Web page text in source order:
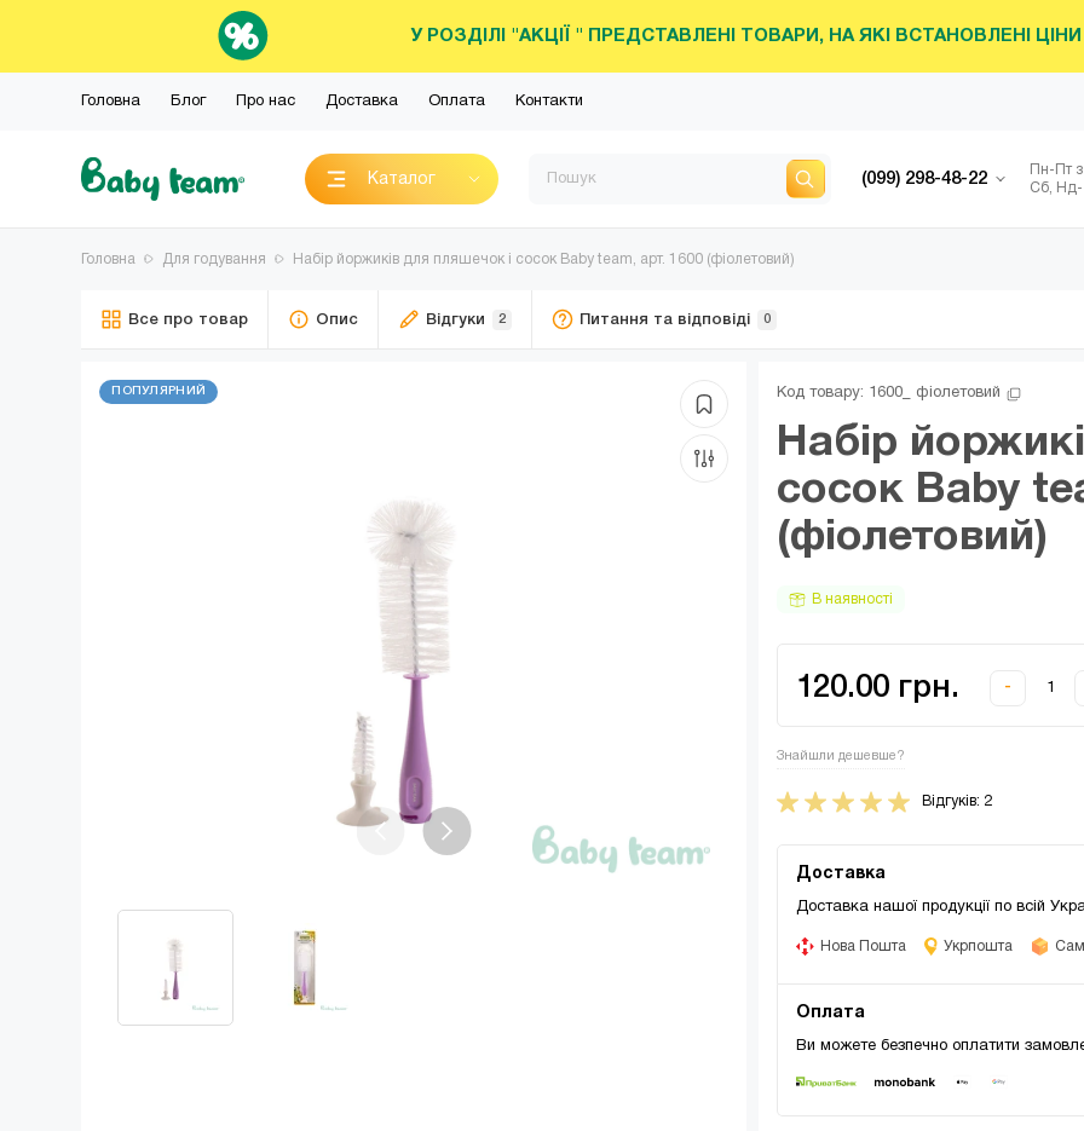
У РОЗДІЛІ "АКЦІЇ " ПРЕДСТАВЛЕНІ ТОВАРИ, НА ЯКІ ВСТАНОВЛЕНІ
Головна Блог Про нас Доставка Оплата Контакти
Каталог (099) 298-48-22
Пн-Пт
Сб, Нд-
Головна Для годування Набір йоржиків для пляшечок і сосок Baby team, арт. 1600 (фіолетовий)
Все про товар Опис Відгуки 2 Питання та відповіді 0
ПОПУЛЯРНИЙ Код товару: 1600_ фіолетовий
Набір
сосок Baby
(фіолетовий)
В наявності
120.00 грн. -
Знайшли дешевше?
Відгуків: 2
Доставка
Доставка нашої продукції по всій
Нова Пошта Укрпошта
Оплата
Ви можете безпечно оплатити